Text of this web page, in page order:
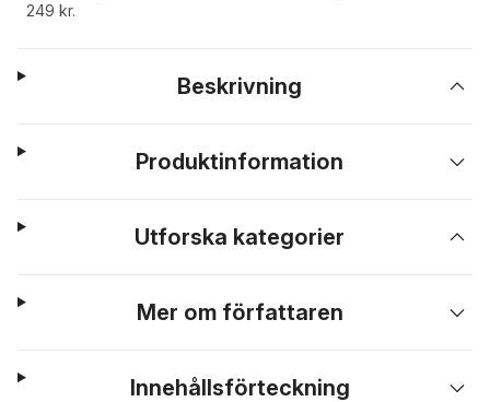
249 kr.
Beskrivning
Produktinformation
Utforska kategorier
Mer om författaren
Innehållsförteckning